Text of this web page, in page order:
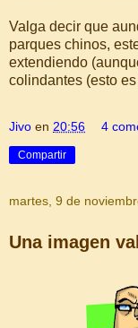
Valga decir que
parques chinos,
extendiendo
colindantes (esto
Jivo en 20:56 4
Compartir
martes, 9 de
Una imagen